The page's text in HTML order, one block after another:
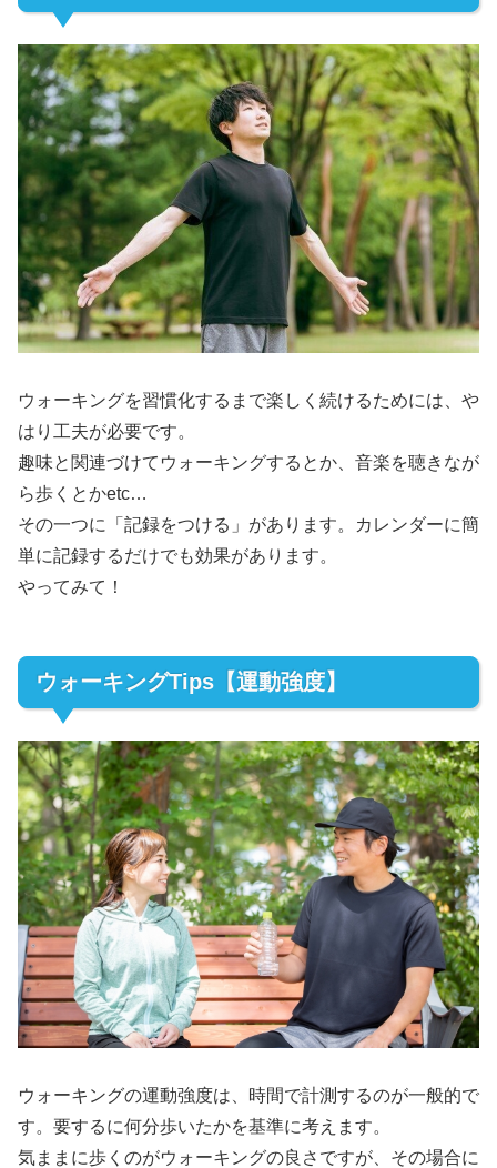
ウォーキングを習慣化するまで楽しく続けるためには、や
はり工夫が必要です。
趣味と関連づけてウォーキングするとか、音楽を聴きなが
ら歩くとかetc…
その一つに「記録をつける」があります。カレンダーに簡
単に記録するだけでも効果があります。
やってみて！
ウォーキングTips【運動強度】
ウォーキングの運動強度は、時間で計測するのが一般的で
す。要するに何分歩いたかを基準に考えます。
気ままに歩くのがウォーキングの良さですが、その場合に